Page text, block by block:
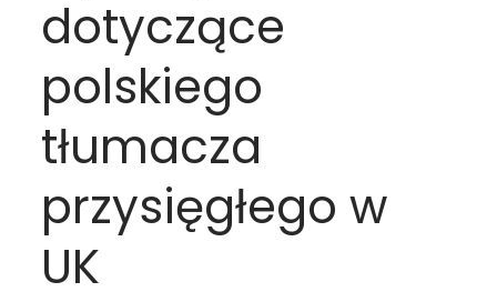
dotyczące
polskiego
tłumacza
przysięgłego w
UK